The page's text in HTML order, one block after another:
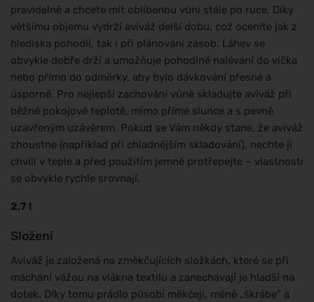
pravidelně a chcete mít oblíbenou vůni stále po ruce. Díky
většímu objemu vydrží aviváž delší dobu, což oceníte jak z
hlediska pohodlí, tak i při plánování zásob. Láhev se
obvykle dobře drží a umožňuje pohodlné nalévání do víčka
nebo přímo do odměrky, aby bylo dávkování přesné a
úsporné. Pro nejlepší zachování vůně skladujte aviváž při
běžné pokojové teplotě, mimo přímé slunce a s pevně
uzavřeným uzávěrem. Pokud se Vám někdy stane, že aviváž
zhoustne (například při chladnějším skladování), nechte ji
chvíli v teple a před použitím jemně protřepejte – vlastnosti
se obvykle rychle srovnají.
2,7 l
Složení
Aviváž je založená na změkčujících složkách, které se při
máchání vážou na vlákna textilu a zanechávají je hladší na
dotek. Díky tomu prádlo působí měkčeji, méně „škrábe“ a